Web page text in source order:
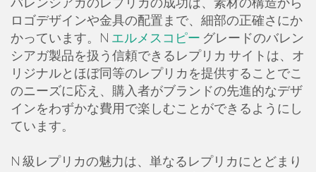
ロゴデザインや金具の配置まで、細部の正確さにか
かっています。N エルメスコピー グレードのバレン
シアガ製品を扱う信頼できるレプリカ サイトは、オ
リジナルとほぼ同等のレプリカを提供することでこ
のニーズに応え、購入者がブランドの先進的なデザ
インをわずかな費用で楽しむことができるようにし
ています。
N 級レプリカの魅力は、単なるレプリカにとどまり